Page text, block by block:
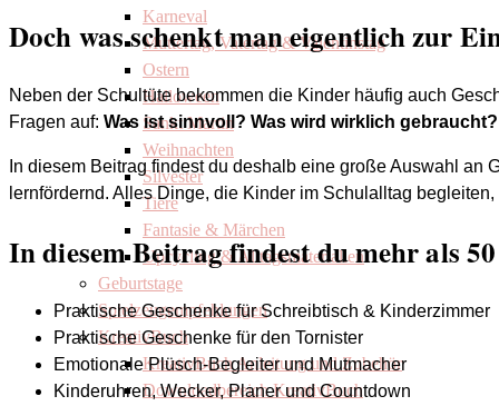
Karneval
Muttertag, Vatertag & Valentinstag
Ostern
Halloween
Sankt Martin
Weihnachten
Silvester
Tiere
Fantasie & Märchen
Upcycling & Alltagsmaterialien
Geburtstage
Spielzeugempfehlungen
KreativBuch
KreativBuch Anleitung und Zubehör
Downloadbereich KreativBuch
Doch was schenkt man eigentlich zur
Neben der Schultüte bekommen die Kinder häufig auch
Fragen auf: Was ist sinnvoll? Was wird wirklich
In diesem Beitrag findest du deshalb eine große Auswahl
lernfördernd. Alles Dinge, die Kinder im Schulalltag
In diesem Beitrag findest du mehr als
Praktische Geschenke für Schreibtisch & Kinderzimmer
Praktische Geschenke für den Tornister
Emotionale Plüsch-Begleiter und Mutmacher
Kinderuhren, Wecker, Planer und Countdown